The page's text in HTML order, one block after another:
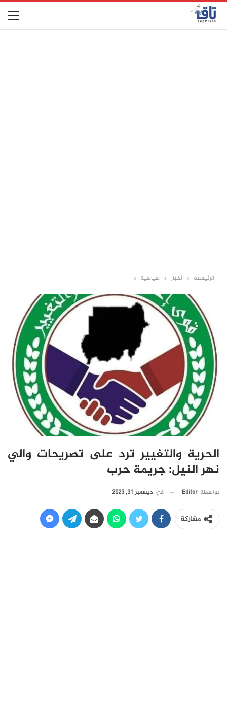
الرئيسية أخبار سياسية
الحرية والتغيير ترد على تصريحات والي
نهر النيل: جريمة حرب
بواسطة Editor في ديسمبر 31, 2023
مشاركة